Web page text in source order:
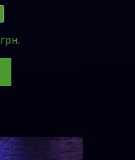
грн.